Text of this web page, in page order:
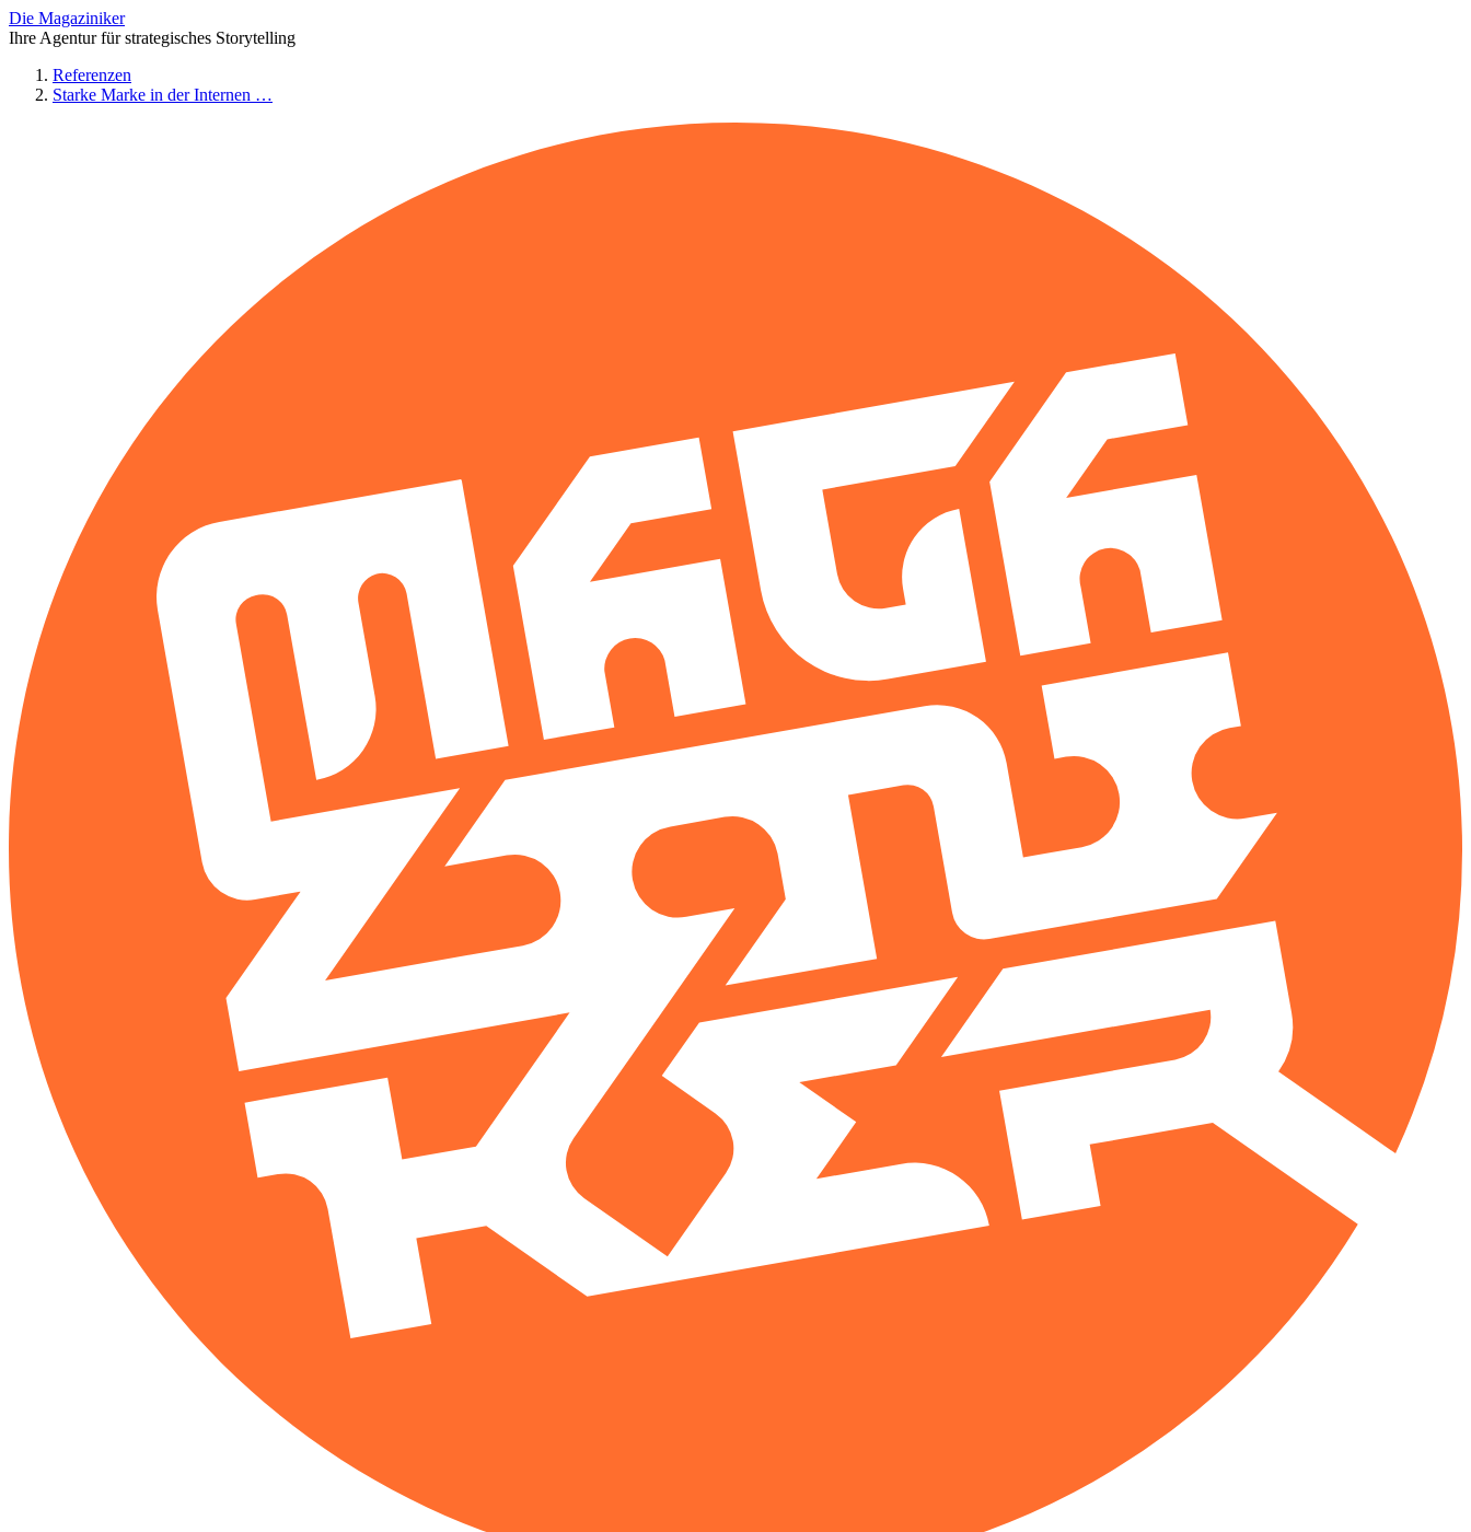
Die Magaziniker
Ihre Agentur für strategisches Storytelling
Referenzen
Starke Marke in der Internen …